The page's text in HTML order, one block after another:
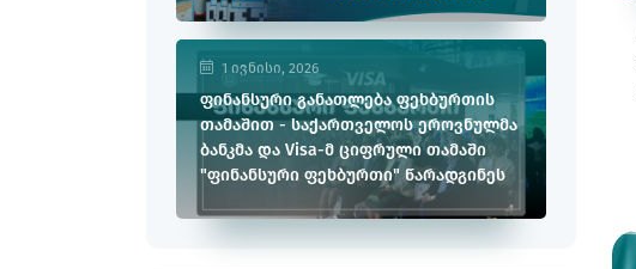
1 ივნისი, 2026
ფინანსური განათლება ფეხბურთის
თამაშით - საქართველოს ეროვნულმა
ბანკმა და Visa-მ ციფრული თამაში
"ფინანსური ფეხბურთი" წარადგინეს